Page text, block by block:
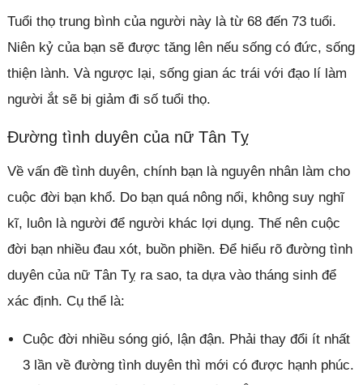
Tuổi thọ trung bình của người này là từ 68 đến 73 tuổi.
Niên kỷ của bạn sẽ được tăng lên nếu sống có đức, sống
thiện lành. Và ngược lại, sống gian ác trái với đạo lí làm
người ắt sẽ bị giảm đi số tuổi thọ.
Đường tình duyên của nữ Tân Tỵ
Về vấn đề tình duyên, chính bạn là nguyên nhân làm cho
cuộc đời bạn khổ. Do bạn quá nông nổi, không suy nghĩ
kĩ, luôn là người để người khác lợi dụng. Thế nên cuộc
đời bạn nhiều đau xót, buồn phiền. Để hiểu rõ đường tình
duyên của nữ Tân Tỵ ra sao, ta dựa vào tháng sinh để
xác định. Cụ thể là:
Cuộc đời nhiều sóng gió, lận đận. Phải thay đổi ít nhất
3 lần về đường tình duyên thì mới có được hạnh phúc.